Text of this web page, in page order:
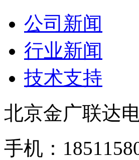
公司新闻
行业新闻
技术支持
北京金广联达
手机：